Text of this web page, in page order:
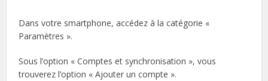
Dans votre smartphone, accédez à la catégorie «
Paramètres ».
Sous l’option « Comptes et synchronisation », vous
trouverez l’option « Ajouter un compte ».